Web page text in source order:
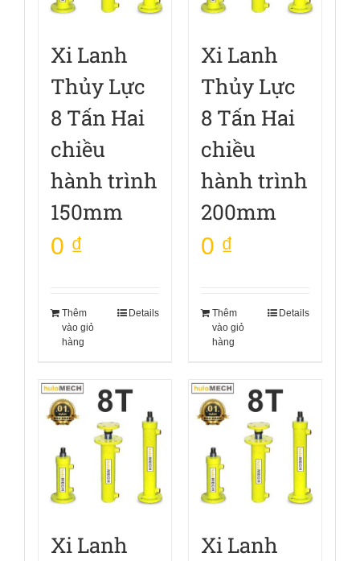
Xi Lanh
Thủy Lực
8 Tấn Hai
chiều
hành trình
150mm
0 ₫
Thêm
vào giỏ
hàng
Details
Xi Lanh
Thủy Lực
8 Tấn Hai
chiều
hành trình
200mm
0 ₫
Thêm
vào giỏ
hàng
Details
Xi Lanh
Xi Lanh